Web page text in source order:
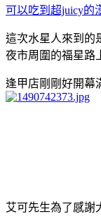
可以吃到超juicy的
這次水星人來到的
夜市周圍的福星路
逢甲店剛剛好開幕
艾可先生為了感謝